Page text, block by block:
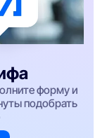
форму и
подобрать